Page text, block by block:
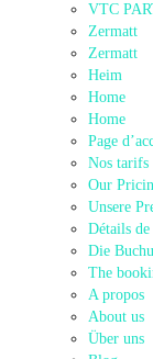
VTC
Zermatt
Zermatt
Heim
Home
Home
Page
Nos tarifs
Our
Unsere
Détails
Die
The
A propos
About us
Über uns